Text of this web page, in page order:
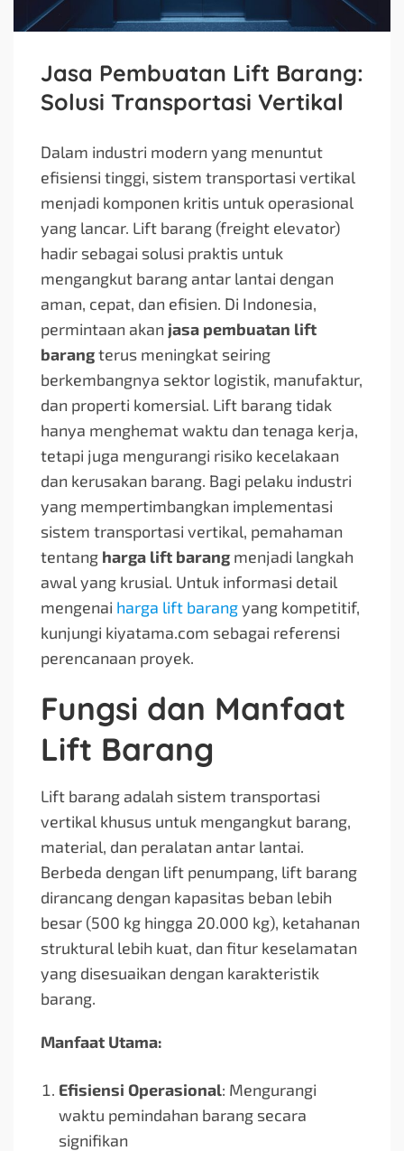
Jasa Pembuatan Lift Barang:
Solusi Transportasi Vertikal
Dalam industri modern yang menuntut
efisiensi tinggi, sistem transportasi vertikal
menjadi komponen kritis untuk operasional
yang lancar. Lift barang (freight elevator)
hadir sebagai solusi praktis untuk
mengangkut barang antar lantai dengan
aman, cepat, dan efisien. Di Indonesia,
permintaan akan jasa pembuatan lift
barangterus meningkat seiring
berkembangnya sektor logistik, manufaktur,
dan properti komersial. Lift barang tidak
hanya menghemat waktu dan tenaga kerja,
tetapi juga mengurangi risiko kecelakaan
dan kerusakan barang. Bagi pelaku industri
yang mempertimbangkan implementasi
sistem transportasi vertikal, pemahaman
tentang harga lift barangmenjadi langkah
awal yang krusial. Untuk informasi detail
mengenai harga lift barangyang kompetitif,
kunjungi kiyatama.com sebagai referensi
perencanaan proyek.
Fungsi dan Manfaat
Lift Barang
Lift barang adalah sistem transportasi
vertikal khusus untuk mengangkut barang,
material, dan peralatan antar lantai.
Berbeda dengan lift penumpang, lift barang
dirancang dengan kapasitas beban lebih
besar (500 kg hingga 20.000 kg), ketahanan
struktural lebih kuat, dan fitur keselamatan
yang disesuaikan dengan karakteristik
barang.
Manfaat Utama:
Efisiensi Operasional: Mengurangi
waktu pemindahan barang secara
signifikan